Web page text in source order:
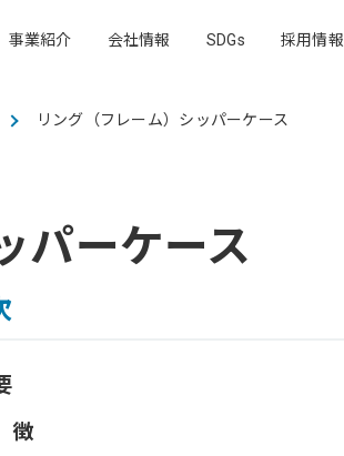
ス 充填包装設備
事業紹介
クス事業 充填包装設備事業
会社情報 SDGs 採用情報
リング（フレーム）シッパーケース
パーケース
徴